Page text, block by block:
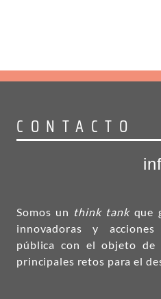
CONTACTO
Somos un think tankque
innovadoras y
pública con el objeto de
principales retos para el